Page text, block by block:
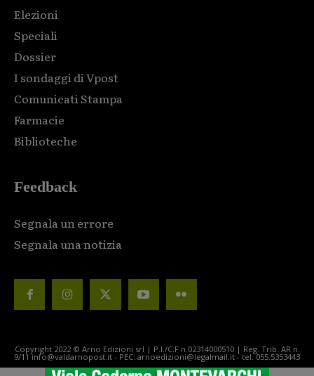
Elezioni
Speciali
Dossier
I sondaggi di Vpost
Comunicati Stampa
Farmacie
Biblioteche
Feedback
Segnala un errore
Segnala una notizia
Copyright 2022 © Arno Edizioni srl | P.I./C.F n.02314000510 | Reg. Trib. AR n.
9/11 info@valdarnopost.it - PEC: arnoedizioni@legalmail.it - tel. 055.5353443